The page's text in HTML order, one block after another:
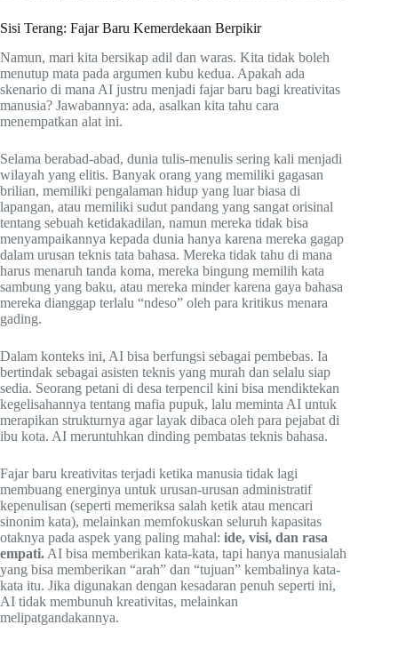
Sisi Terang: Fajar Baru Kemerdekaan Berpikir
Namun, mari kita bersikap adil dan waras. Kita tidak boleh
menutup mata pada argumen kubu kedua. Apakah ada
skenario di mana AI justru menjadi fajar baru bagi kreativitas
manusia? Jawabannya: ada, asalkan kita tahu cara
menempatkan alat ini.
Selama berabad-abad, dunia tulis-menulis sering kali menjadi
wilayah yang elitis. Banyak orang yang memiliki gagasan
brilian, memiliki pengalaman hidup yang luar biasa di
lapangan, atau memiliki sudut pandang yang sangat orisinal
tentang sebuah ketidakadilan, namun mereka tidak bisa
menyampaikannya kepada dunia hanya karena mereka gagap
dalam urusan teknis tata bahasa. Mereka tidak tahu di mana
harus menaruh tanda koma, mereka bingung memilih kata
sambung yang baku, atau mereka minder karena gaya bahasa
mereka dianggap terlalu “ndeso” oleh para kritikus menara
gading.
Dalam konteks ini, AI bisa berfungsi sebagai pembebas. Ia
bertindak sebagai asisten teknis yang murah dan selalu siap
sedia. Seorang petani di desa terpencil kini bisa mendiktekan
kegelisahannya tentang mafia pupuk, lalu meminta AI untuk
merapikan strukturnya agar layak dibaca oleh para pejabat di
ibu kota. AI meruntuhkan dinding pembatas teknis bahasa.
Fajar baru kreativitas terjadi ketika manusia tidak lagi
membuang energinya untuk urusan-urusan administratif
kepenulisan (seperti memeriksa salah ketik atau mencari
sinonim kata), melainkan memfokuskan seluruh kapasitas
otaknya pada aspek yang paling mahal: ide, visi, dan rasa
empati. AI bisa memberikan kata-kata, tapi hanya manusialah
yang bisa memberikan “arah” dan “tujuan” kembalinya kata-
kata itu. Jika digunakan dengan kesadaran penuh seperti ini,
AI tidak membunuh kreativitas, melainkan
melipatgandakannya.